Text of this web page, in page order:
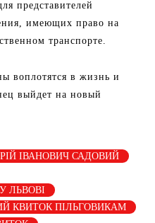
представителей
имеющих право на
транспорте.
воплотятся в жизнь и
выйдет на новый
ІВАНОВИЧ САДОВИЙ
ЛЬВОВІ
КВИТОК ПІЛЬГОВИКАМ